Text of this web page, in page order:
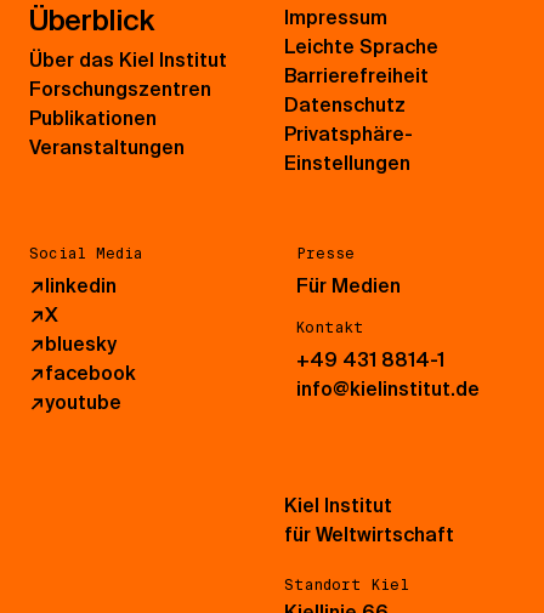
Überblick
Über das Kiel Institut
Forschungszentren
Publikationen
Veranstaltungen
Social Media
↗linkedin
↗X
↗bluesky
↗facebook
↗youtube
Presse
Für Medien
Kontakt
+49 431 8814-1
info@kielinstitut.de
Impressum
Leichte Sprache
Barrierefreiheit
Datenschutz
Privatsphäre-
Einstellungen
Kiel Institut
für Weltwirtschaft
Standort Kiel